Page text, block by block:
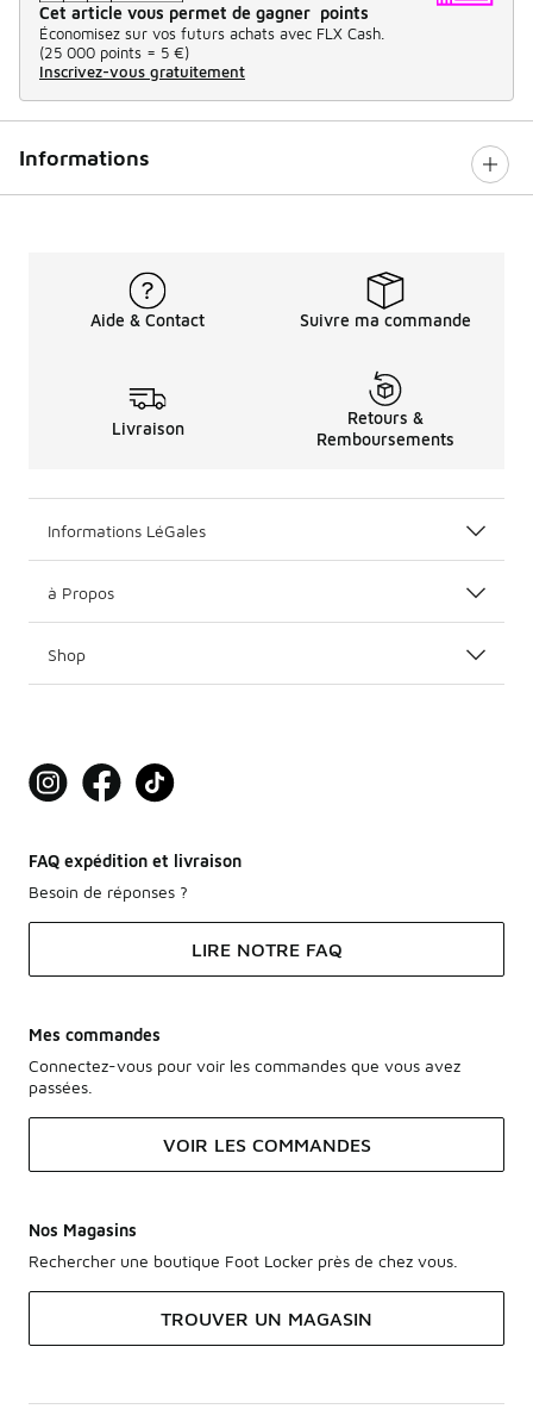
Cet article vous permet de gagner points
Économisez sur vos futurs achats avec FLX Cash.
(25 000 points = 5 €)
Inscrivez-vous gratuitement
Informations
Aide & Contact Suivre ma commande
Livraison
Retours &
Remboursements
Informations LéGales
à Propos
Shop
FAQ expédition et livraison
Besoin de réponses ?
LIRE NOTRE FAQ
Mes commandes
Connectez-vous pour voir les commandes que vous avez
passées.
VOIR LES COMMANDES
Nos Magasins
Rechercher une boutique Foot Locker près de chez vous.
TROUVER UN MAGASIN